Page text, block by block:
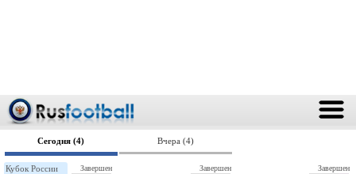
Сегодня (4) Вчера (4)
Кубок России
Завершен Завершен Завершен